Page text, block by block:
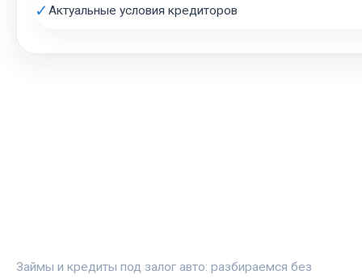
✓Актуальные условия кредиторов
Займы и кредиты под залог авто: разбираемся без